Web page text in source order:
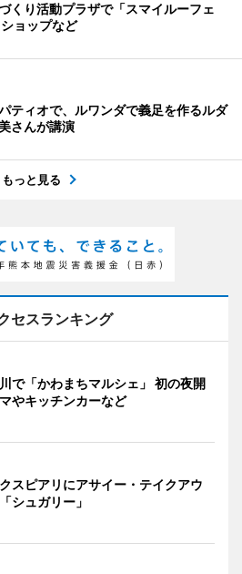
くり活動プラザで「スマイルーフェ
ョップなど
ティオで、ルワンダで義足を作るルダ
さんが講演
もっと見る
セスランキング
で「かわまちマルシェ」 初の夜開
やキッチンカーなど
スピアリにアサイー・テイクアウ
シュガリー」